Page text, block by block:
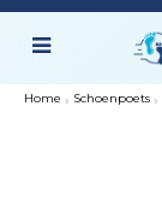
Home › Schoenpoets ›